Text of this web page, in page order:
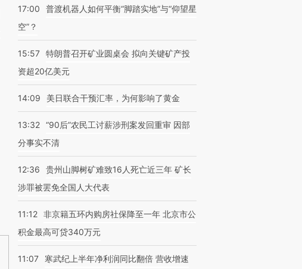
17:00
普渡机器人如何平衡“脚踏实地”与“仰望星
空”？
15:57 特朗普召开矿业圆桌会 拟向关键矿产投
资超20亿美元
14:09 美日联合干预汇率，为何影响了黄金
13:32 “90后”农民工讨薪涉刑案发回重审 因部
分事实不清
12:36
贵州山脚树矿难致16人死亡近三年 矿长
涉罪被罢免全国人大代表
11:12 非京籍五环内购房社保降至一年 北京市公
积金最高可贷340万元
11:07
寒武纪上半年净利润同比翻倍 营收增速